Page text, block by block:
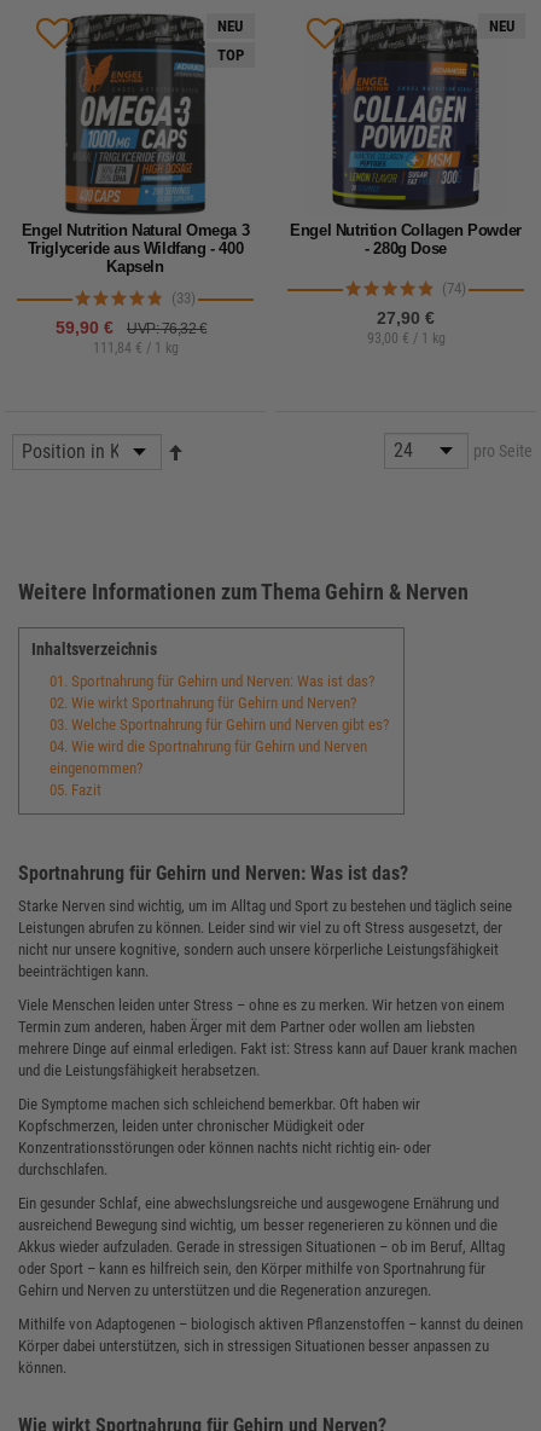
NEU
TOP
Engel Nutrition Natural Omega 3
Triglyceride aus Wildfang - 400
Kapseln
(33)
59,90 €
UVP: 76,32 €
111,84 € / 1 kg
NEU
Engel Nutrition Collagen Powder
- 280g Dose
(74)
27,90 €
93,00 € / 1 kg
pro Seite
Weitere Informationen zum Thema Gehirn & Nerven
Inhaltsverzeichnis
01. Sportnahrung für Gehirn und Nerven: Was ist das?
02. Wie wirkt Sportnahrung für Gehirn und Nerven?
03. Welche Sportnahrung für Gehirn und Nerven gibt es?
04. Wie wird die Sportnahrung für Gehirn und Nerven
eingenommen?
05. Fazit
Sportnahrung für Gehirn und Nerven: Was ist das?
Starke Nerven sind wichtig, um im Alltag und Sport zu bestehen und täglich seine
Leistungen abrufen zu können. Leider sind wir viel zu oft Stress ausgesetzt, der
nicht nur unsere kognitive, sondern auch unsere körperliche Leistungsfähigkeit
beeinträchtigen kann.
Viele Menschen leiden unter Stress – ohne es zu merken. Wir hetzen von einem
Termin zum anderen, haben Ärger mit dem Partner oder wollen am liebsten
mehrere Dinge auf einmal erledigen. Fakt ist: Stress kann auf Dauer krank machen
und die Leistungsfähigkeit herabsetzen.
Die Symptome machen sich schleichend bemerkbar. Oft haben wir
Kopfschmerzen, leiden unter chronischer Müdigkeit oder
Konzentrationsstörungen oder können nachts nicht richtig ein- oder
durchschlafen.
Ein gesunder Schlaf, eine abwechslungsreiche und ausgewogene Ernährung und
ausreichend Bewegung sind wichtig, um besser regenerieren zu können und die
Akkus wieder aufzuladen. Gerade in stressigen Situationen – ob im Beruf, Alltag
oder Sport – kann es hilfreich sein, den Körper mithilfe von Sportnahrung für
Gehirn und Nerven zu unterstützen und die Regeneration anzuregen.
Mithilfe von Adaptogenen – biologisch aktiven Pflanzenstoffen – kannst du deinen
Körper dabei unterstützen, sich in stressigen Situationen besser anpassen zu
können.
Wie wirkt Sportnahrung für Gehirn und Nerven?